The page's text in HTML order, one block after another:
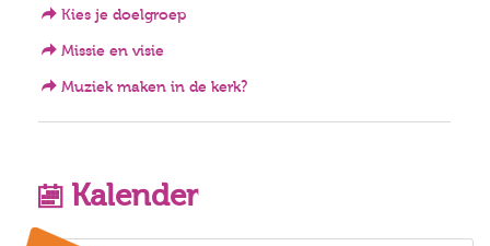
Kies je doelgroep
Missie en visie
Muziek maken in de kerk?
Kalender